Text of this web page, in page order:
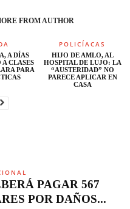
FROM AUTHOR
A DÍAS
A CLASES
PARA
POLICÍACAS
HIJO DE AMLO, AL
HOSPITAL DE LUJO: LA
“AUSTERIDAD” NO
PARECE APLICAR EN
CASA
PAGAR 567
POR DAÑOS...